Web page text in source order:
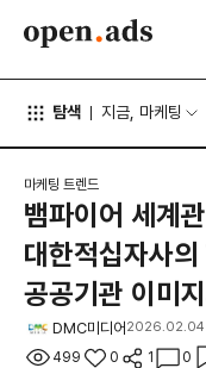
탐색 지금, 마케팅
마케팅 트렌드
뱀파이어 세계
대한적십자사
공공기관 이미
DMC미디어
499 0 1 0